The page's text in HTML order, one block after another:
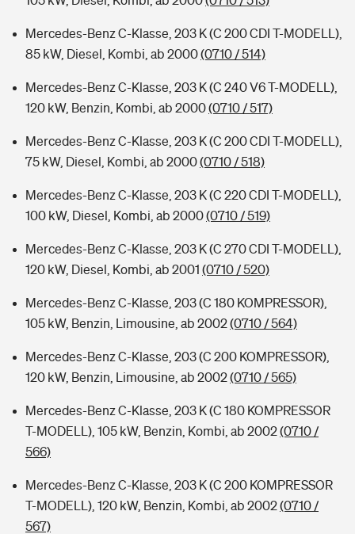
Mercedes-Benz C-Klasse, 203 K (C 200 CDI T-MODELL),
85 kW, Diesel, Kombi, ab 2000(0710 / 514)
Mercedes-Benz C-Klasse, 203 K (C 240 V6 T-MODELL),
120 kW, Benzin, Kombi, ab 2000(0710 / 517)
Mercedes-Benz C-Klasse, 203 K (C 200 CDI T-MODELL),
75 kW, Diesel, Kombi, ab 2000(0710 / 518)
Mercedes-Benz C-Klasse, 203 K (C 220 CDI T-MODELL),
100 kW, Diesel, Kombi, ab 2000(0710 / 519)
Mercedes-Benz C-Klasse, 203 K (C 270 CDI T-MODELL),
120 kW, Diesel, Kombi, ab 2001 (0710 / 520)
Mercedes-Benz C-Klasse, 203 (C 180 KOMPRESSOR),
105 kW, Benzin, Limousine, ab 2002(0710 / 564)
Mercedes-Benz C-Klasse, 203 (C 200 KOMPRESSOR),
120 kW, Benzin, Limousine, ab 2002(0710 / 565)
Mercedes-Benz C-Klasse, 203 K (C 180 KOMPRESSOR
T-MODELL), 105 kW, Benzin, Kombi, ab 2002(0710 /
566)
Mercedes-Benz C-Klasse, 203 K (C 200 KOMPRESSOR
T-MODELL), 120 kW, Benzin, Kombi, ab 2002(0710 /
567)